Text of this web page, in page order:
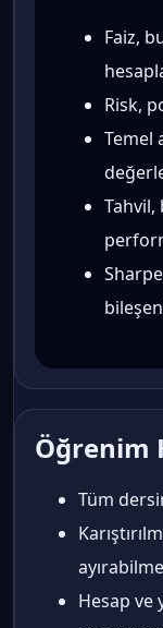
Faiz,
Risk,
Temel
Öğrenim
Tüm
Hesap ve